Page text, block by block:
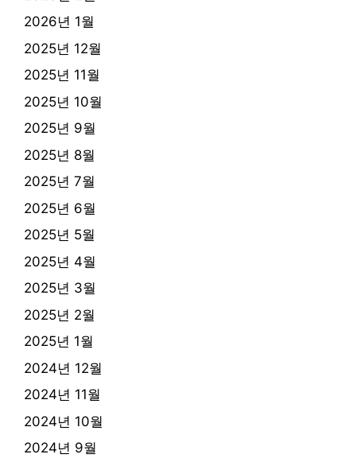
2026년 1월
2025년 12월
2025년 11월
2025년 10월
2025년 9월
2025년 8월
2025년 7월
2025년 6월
2025년 5월
2025년 4월
2025년 3월
2025년 2월
2025년 1월
2024년 12월
2024년 11월
2024년 10월
2024년 9월